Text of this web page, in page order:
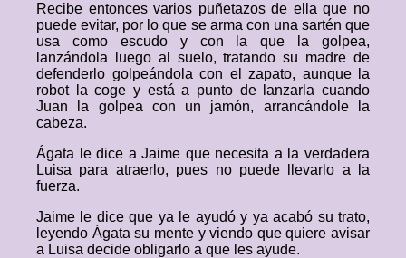
Recibe entonces varios puñetazos de ella que no
puede evitar, por lo que se arma con una sartén que
usa como escudo y con la que la golpea,
lanzándola luego al suelo, tratando su madre de
defenderlo golpeándola con el zapato, aunque la
robot la coge y está a punto de lanzarla cuando
Juan la golpea con un jamón, arrancándole la
cabeza.
Ágata le dice a Jaime que necesita a la verdadera
Luisa para atraerlo, pues no puede llevarlo a la
fuerza.
Jaime le dice que ya le ayudó y ya acabó su trato,
leyendo Ágata su mente y viendo que quiere avisar
a Luisa decide obligarlo a que les ayude.